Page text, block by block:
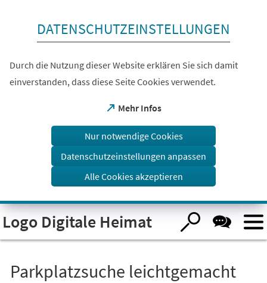
DATENSCHUTZEINSTELLUNGEN
Durch die Nutzung dieser Website erklären Sie sich damit
einverstanden, dass diese Seite Cookies verwendet.
Mehr Infos
(Öffnet
einem
Tab)
Nur notwendige Cookies
Datenschutzeinstellungen anpassen
Alle Cookies akzeptieren
Logo Digitale Heimat
Parkplatzsuche leichtgemacht